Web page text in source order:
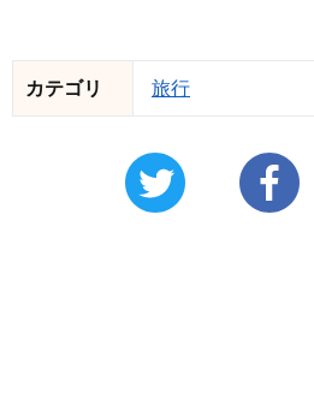
カテゴリ 旅行